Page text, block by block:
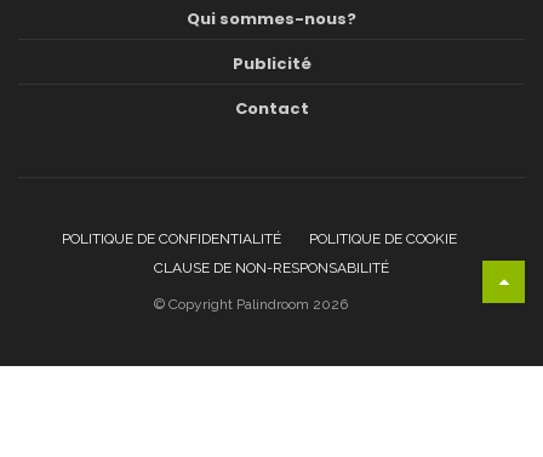
Qui sommes-nous?
Publicité
Contact
POLITIQUE DE CONFIDENTIALITÉ
POLITIQUE DE COOKIE
CLAUSE DE NON-RESPONSABILITÉ
© Copyright Palindroom 2026